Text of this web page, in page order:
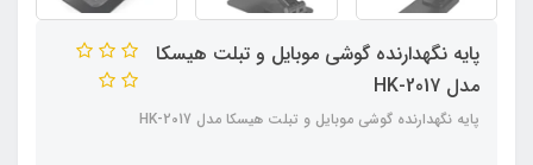
پایه نگهدارنده گوشی موبایل و تبلت هیسکا
مدل HK-2017
پایه نگهدارنده گوشی موبایل و تبلت هیسکا مدل HK-2017